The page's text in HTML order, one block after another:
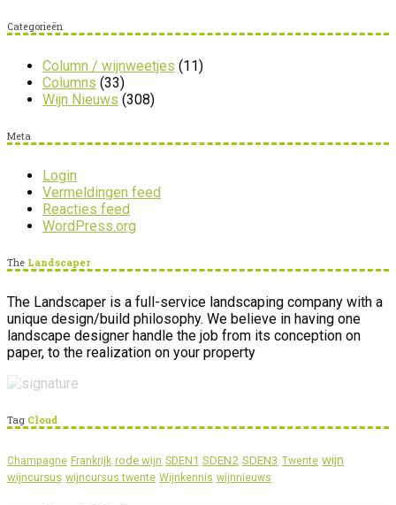
Categorieën
Column / wijnweetjes (11)
Columns (33)
Wijn Nieuws (308)
Meta
Login
Vermeldingen feed
Reacties feed
WordPress.org
The Landscaper
The Landscaper is a full-service landscaping company with a
unique design/build philosophy. We believe in having one
landscape designer handle the job from its conception on
paper, to the realization on your property
Tag Cloud
Champagne Frankrijk rode wijn SDEN1 SDEN2 SDEN3 Twente wijn
wijncursus wijncursus twente Wijnkennis wijnnieuws